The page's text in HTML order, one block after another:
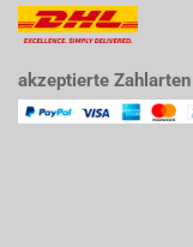
akzeptierte Zahlarten